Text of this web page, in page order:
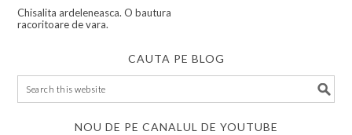
Chisalita ardeleneasca. O bautura
racoritoare de vara.
CAUTA PE BLOG
NOU DE PE CANALUL DE YOUTUBE